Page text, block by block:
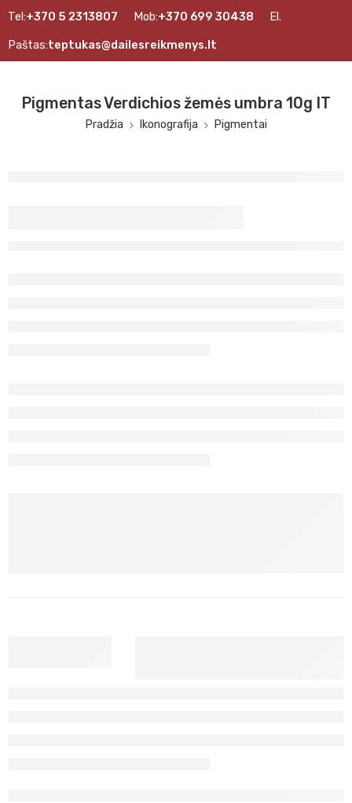
Tel:+370 5 2313807 Mob:+370 699 30438 El.
Paštas:teptukas@dailesreikmenys.lt
Pigmentas Verdichios žemės umbra 10g IT
Pradžia Ikonografija Pigmentai